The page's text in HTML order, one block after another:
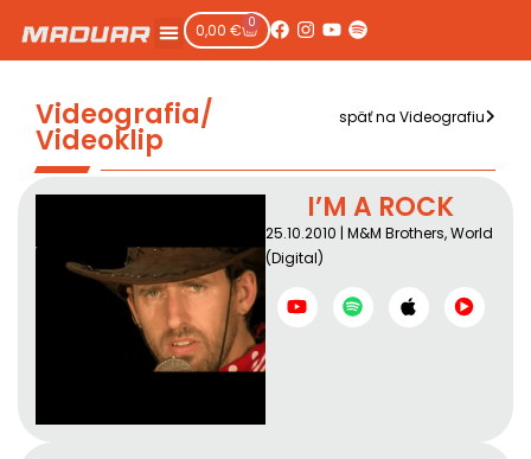
0,00 € 0
Videografia/
Videoklip
späť na Videografiu
I’M A ROCK
25.10.2010 | M&M Brothers, World
(Digital)